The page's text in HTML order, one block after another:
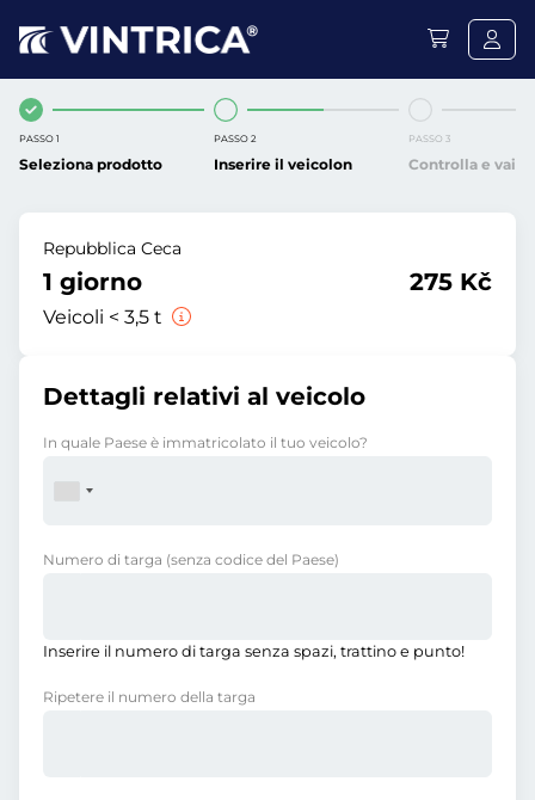
PASSO 1
Seleziona prodotto
PASSO 2
Inserire il veicolon
PASSO 3
Controlla e vai
Repubblica Ceca
1 giorno
Veicoli < 3,5 t
275 Kč
Dettagli relativi al veicolo
In quale Paese è immatricolato il tuo veicolo?
Numero di targa (senza codice del Paese)
Inserire il numero di targa senza spazi, trattino e punto!
Ripetere il numero della targa